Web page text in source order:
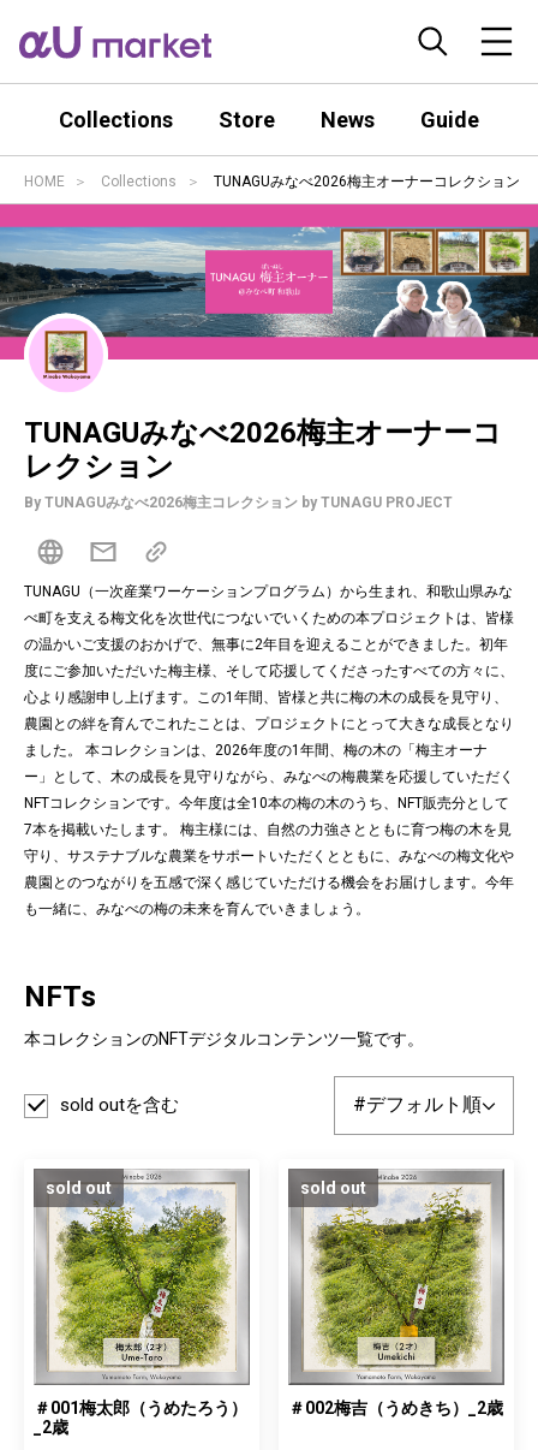
Collections Store News Guide
HOME Collections TUNAGUみなべ2026梅主オーナーコレクション
TUNAGUみなべ2026梅主オーナーコ
レクション
By TUNAGUみなべ2026梅主コレクション by TUNAGU PROJECT
TUNAGU（一次産業ワーケーションプログラム）から生まれ、和歌山県みな
べ町を支える梅文化を次世代につないでいくための本プロジェクトは、皆様
の温かいご支援のおかげで、無事に2年目を迎えることができました。初年
度にご参加いただいた梅主様、そして応援してくださったすべての方々に、
心より感謝申し上げます。この1年間、皆様と共に梅の木の成長を見守り、
農園との絆を育んでこれたことは、プロジェクトにとって大きな成長となり
ました。 本コレクションは、2026年度の1年間、梅の木の「梅主オーナ
ー」として、木の成長を見守りながら、みなべの梅農業を応援していただく
NFTコレクションです。今年度は全10本の梅の木のうち、NFT販売分として
7本を掲載いたします。 梅主様には、自然の力強さとともに育つ梅の木を見
守り、サステナブルな農業をサポートいただくとともに、みなべの梅文化や
農園とのつながりを五感で深く感じていただける機会をお届けします。今年
も一緒に、みなべの梅の未来を育んでいきましょう。
NFTs
本コレクションのNFTデジタルコンテンツ一覧です。
sold outを含む
sold out
＃001梅太郎（うめたろう）
_2歳
sold out
＃002梅吉（うめきち）_2歳